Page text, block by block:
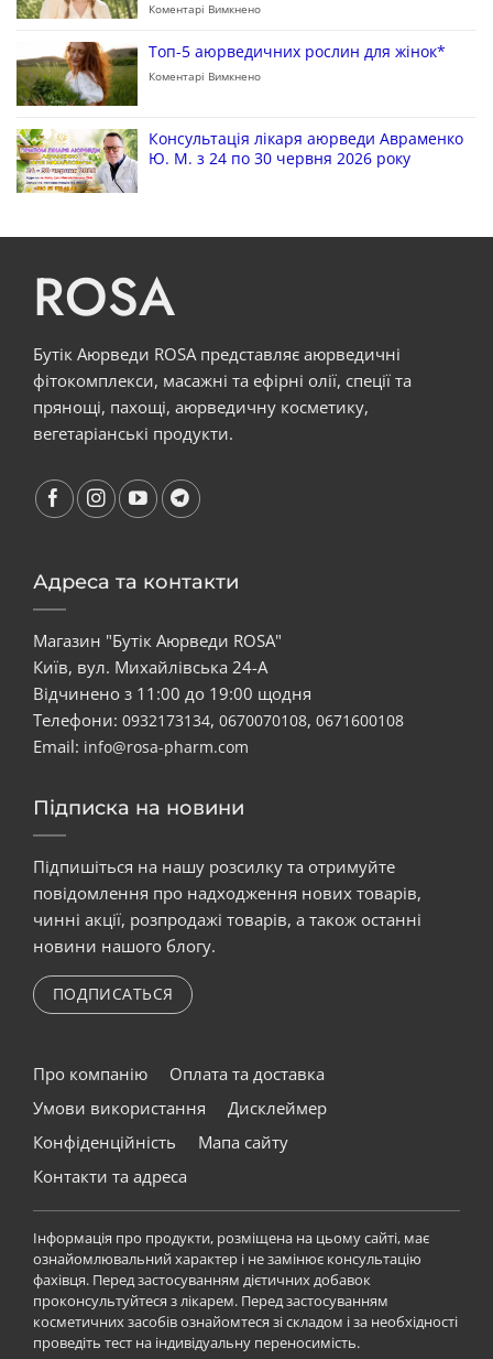
Коментарі Вимкнено
Топ-5 аюрведичних рослин для жінок*
Коментарі Вимкнено
Консультація лікаря аюрведи Авраменко
Ю. М. з 24 по 30 червня 2026 року
ROSA
Бутік Аюрведи ROSA представляє аюрведичні
фітокомплекси, масажні та ефірні олії, спеції та
прянощі, пахощі, аюрведичну косметику,
вегетаріанські продукти.
Адреса та контакти
Магазин "Бутік Аюрведи ROSA"
Київ, вул. Михайлівська 24-А
Відчинено з 11:00 до 19:00 щодня
Телефони: 0932173134, 0670070108, 0671600108
Email: info@rosa-pharm.com
Підписка на новини
Підпишіться на нашу розсилку та отримуйте
повідомлення про надходження нових товарів,
чинні акції, розпродажі товарів, а також останні
новини нашого блогу.
ПОДПИСАТЬСЯ
Про компанію
Оплата та доставка
Умови використання
Дисклеймер
Конфіденційність
Мапа сайту
Контакти та адреса
Інформація про продукти, розміщена на цьому сайті, має
ознайомлювальний характер і не замінює консультацію
фахівця. Перед застосуванням дієтичних добавок
проконсультуйтеся з лікарем. Перед застосуванням
косметичних засобів ознайомтеся зі складом і за необхідності
проведіть тест на індивідуальну переносимість.